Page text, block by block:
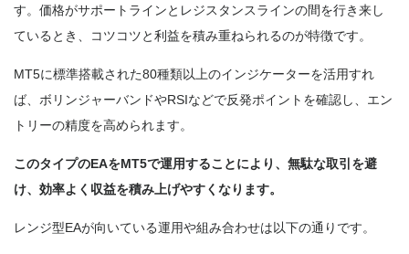
す。価格がサポートラインとレジスタンスラインの間を行き来し
ているとき、コツコツと利益を積み重ねられるのが特徴です。
MT5に標準搭載された80種類以上のインジケーターを活用すれ
ば、ボリンジャーバンドやRSIなどで反発ポイントを確認し、エン
トリーの精度を高められます。
このタイプのEAをMT5で運用することにより、無駄な取引を避
け、効率よく収益を積み上げやすくなります。
レンジ型EAが向いている運用や組み合わせは以下の通りです。